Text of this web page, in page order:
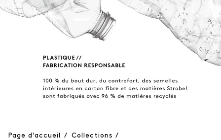
Page d’accueil / Collections /